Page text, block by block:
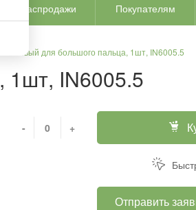
Распродажи Покупателям
для большого пальца, 1шт, IN6005.5
1шт, IN6005.5
- +
Отправить